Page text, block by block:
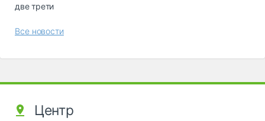
две трети
Все новости
Центр